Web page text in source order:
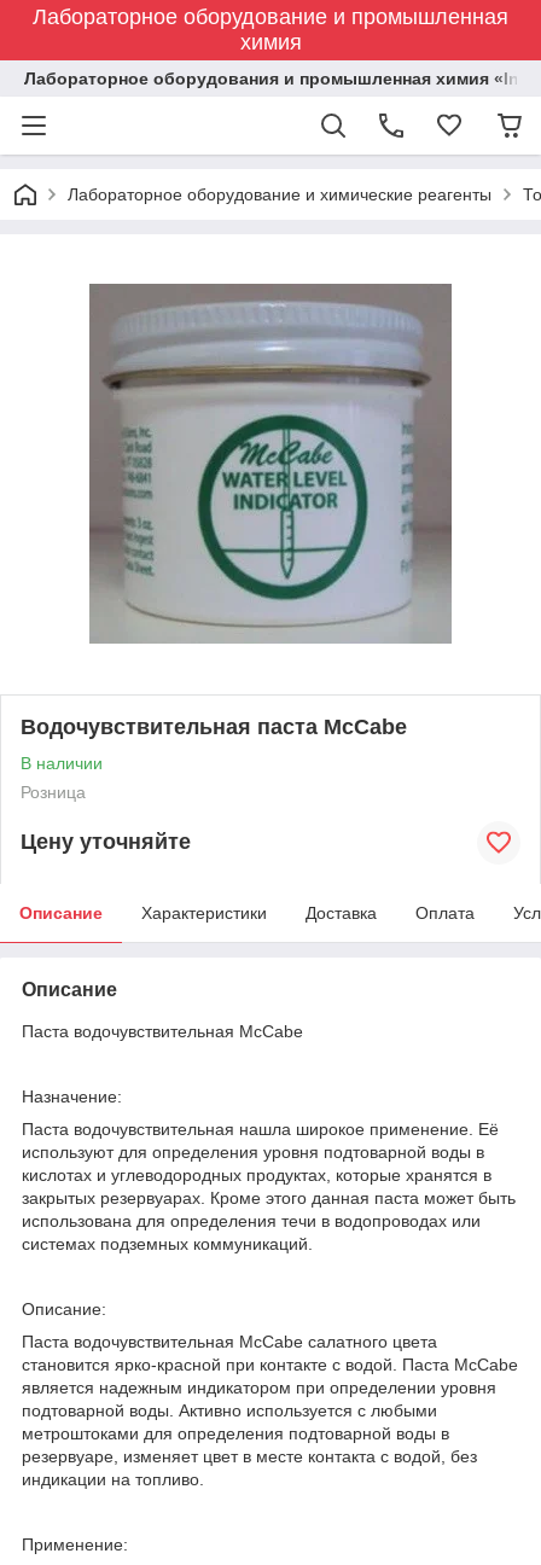
Лабораторное оборудование и промышленная
химия
Лабораторное оборудования и промышленная химия
Лабораторное оборудование и химические реагенты
Водочувствительная паста McCabe
В наличии
Розница
Цену уточняйте
Описание Характеристики Доставка Оплата
Описание
Паста водочувствительная McCabe
Назначение:
Паста водочувствительная нашла широкое применение. Её
используют для определения уровня подтоварной воды в
кислотах и углеводородных продуктах, которые хранятся в
закрытых резервуарах. Кроме этого данная паста может быть
использована для определения течи в водопроводах или
системах подземных коммуникаций.
Описание:
Паста водочувствительная McCabe салатного цвета
становится ярко-красной при контакте с водой. Паста McCabe
является надежным индикатором при определении уровня
подтоварной воды. Активно используется с любыми
метроштоками для определения подтоварной воды в
резервуаре, изменяет цвет в месте контакта с водой, без
индикации на топливо.
Применение: